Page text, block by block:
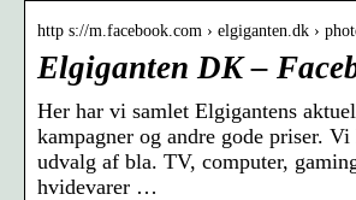
http s://m.facebook.com › elgiganten.dk ›
Elgiganten DK –
Her har vi samlet Elgigantens
kampagner og andre gode priser.
udvalg af bla. TV, computer,
hvidevarer …